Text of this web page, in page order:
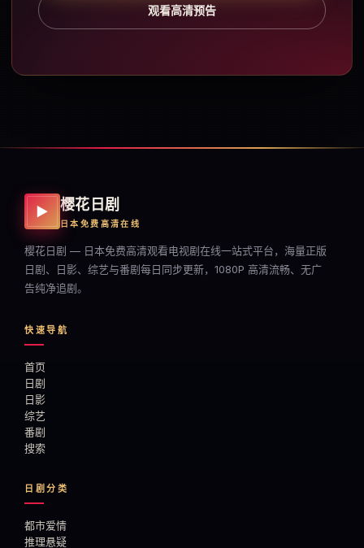
观看高清预告
▶ 樱花日剧
日本免费高清在线
樱花日剧 — 日本免费高清观看电视剧在线一站式平台，海量正版
日剧、日影、综艺与番剧每日同步更新，1080P 高清流畅、无广
告纯净追剧。
快速导航
首页
日剧
日影
综艺
番剧
搜索
日剧分类
都市爱情
推理悬疑